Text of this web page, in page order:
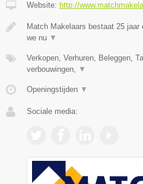
Website: http://
Match Makelaars bestaat 25
we nu ▼
Verkopen, Verhuren, Beleggen,
verbouwingen, ▼
Openingstijden ▼
Sociale media: